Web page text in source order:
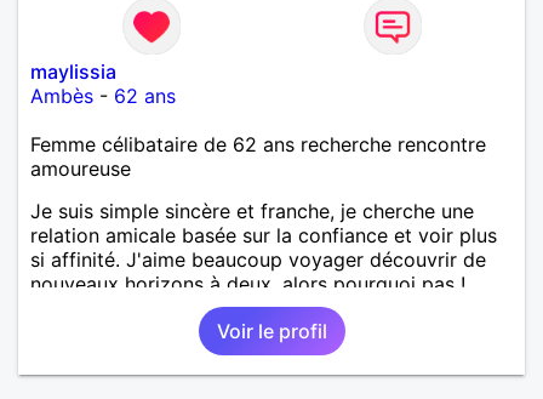
maylissia
Ambès - 62 ans
Femme célibataire de 62 ans recherche rencontre
amoureuse
Je suis simple sincère et franche, je cherche une
relation amicale basée sur la confiance et voir plus
si affinité. J'aime beaucoup voyager découvrir de
nouveaux horizons à deux, alors pourquoi pas !
Voir le profil